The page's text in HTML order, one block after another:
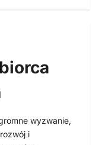
wyzwanie,
i